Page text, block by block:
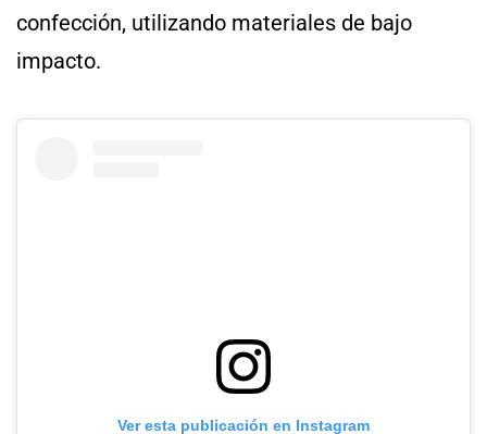
confección, utilizando materiales de bajo
impacto.
Ver esta publicación en Instagram